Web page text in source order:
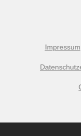
Impressum